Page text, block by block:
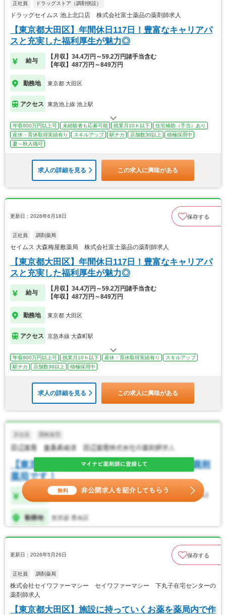
正社員 ドラッグストア（調剤併設）
ドラッグセイムス 池上北口店 株式会社富士薬品の薬剤師求人
【東京都大田区】年間休日117日！豊富なキャリアパ
スと充実した福利厚生が魅力◎
給与
【月収】34.4万円～59.2万円諸手当含む
【年収】487万円～849万円
勤務地 東京都 大田区
アクセス 東急池上線 池上駅
年収800万円以上可 未経験者も応募可能 残業月10ｈ以下
住宅補助（手当）あり
産休・育休取得実績有り
スキルアップ 駅チカ 店舗数30以上
積極採用中
夏～秋入職可
求人の詳細を見る この求人に興味がある
更新日：2026年6月18日 保存する
正社員 調剤薬局
セイムス 大森梅屋敷薬局 株式会社富士薬品の薬剤師求人
【東京都大田区】年間休日117日！豊富なキャリアパ
スと充実した福利厚生が魅力◎
給与
【月収】34.4万円～59.2万円諸手当含む
【年収】487万円～849万円
勤務地 東京都 大田区
アクセス 京急本線 大森町駅
年収800万円以上可 残業月10ｈ以下 産休・育休取得実績有り
スキルアップ
駅チカ
店舗数30以上 積極採用中
求人の詳細を見る この求人に興味がある
更新日：2026年5月26日 保存する
正社員 調剤薬局
株式会社セイワファーマシー セイワファーマシー 下丸子在宅センターの
薬剤師求人
【東京都大田区】施設に持っていくお薬を薬局内で作